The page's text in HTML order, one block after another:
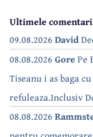
Ultimele
09.08.2026 David
08.08.2026 GorePe
Tiseanu i as baga
refuleaza.Inclusiv
bea apa de la
08.08.2026